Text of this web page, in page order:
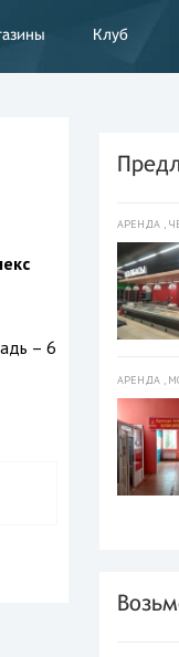
Клуб
– 6
АРЕНДА ,
АРЕНДА ,